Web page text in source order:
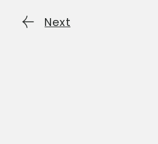
Next